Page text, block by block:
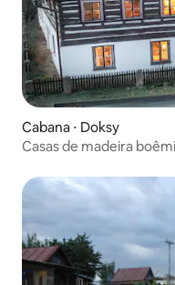
Cabana ⋅ Doksy
Casas de madeira